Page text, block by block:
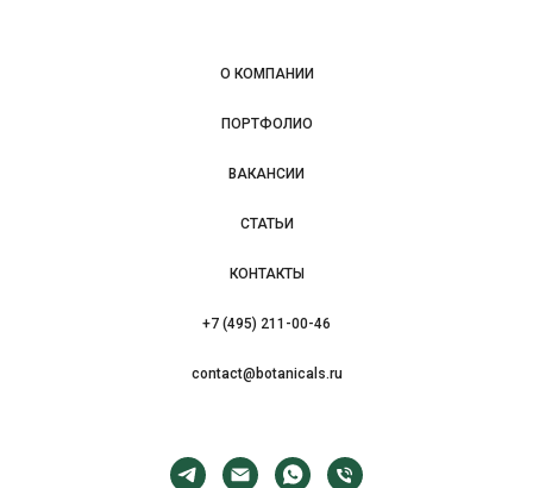
О КОМПАНИИ
ПОРТФОЛИО
ВАКАНСИИ
СТАТЬИ
КОНТАКТЫ
+7 (495) 211-00-46
contact@botanicals.ru